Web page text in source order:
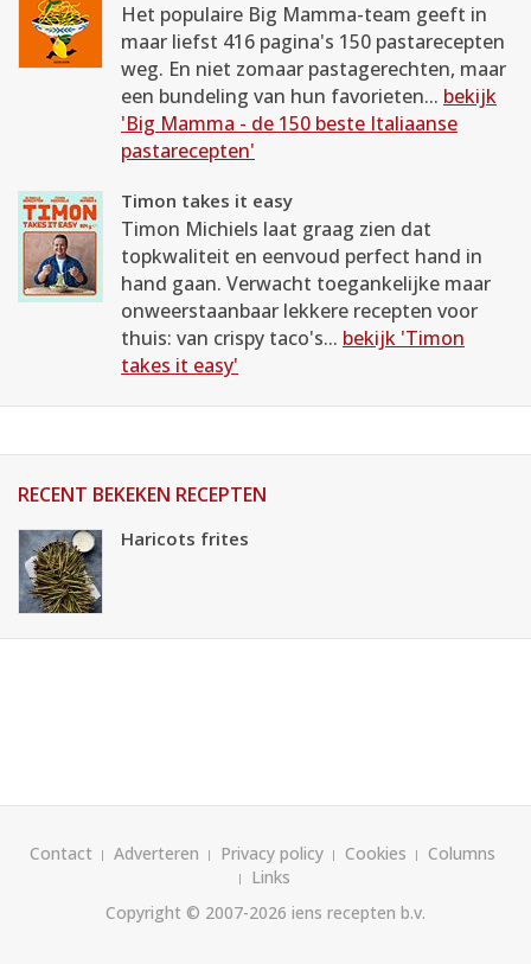
Het populaire Big Mamma-team geeft in
maar liefst 416 pagina's 150 pastarecepten
weg. En niet zomaar pastagerechten, maar
een bundeling van hun favorieten... bekijk
'Big Mamma - de 150 beste Italiaanse
pastarecepten'
Timon takes it easy
Timon Michiels laat graag zien dat
topkwaliteit en eenvoud perfect hand in
hand gaan. Verwacht toegankelijke maar
onweerstaanbaar lekkere recepten voor
thuis: van crispy taco's... bekijk 'Timon
takes it easy'
RECENT BEKEKEN RECEPTEN
Haricots frites
Contact Adverteren Privacy policy Cookies
Columns
Links
Copyright © 2007-2026 iens recepten b.v.